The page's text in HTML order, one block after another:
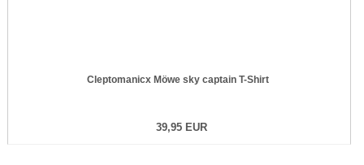
Cleptomanicx Möwe sky captain T-Shirt
39,95 EUR